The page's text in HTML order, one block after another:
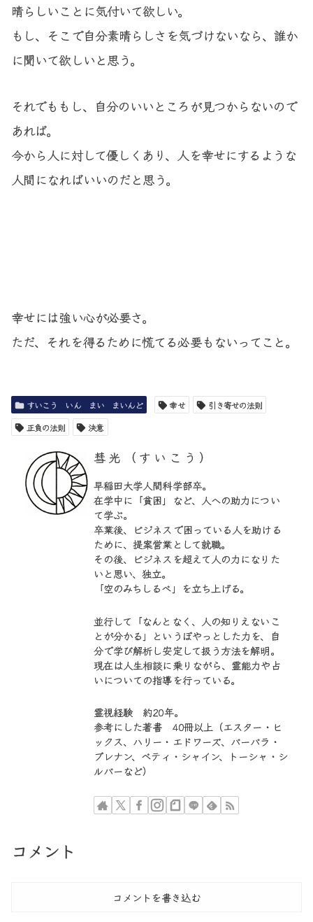
晴らしいことに気付いて欲しい。
もし、そこで自分素晴らしさを気づけないなら、誰か
に聞いて欲しいと思う。
それでももし、自分のいいところが見つからないので
あれば。
今から人に対して優しくあり、人を幸せにするような
人間になればいいのだと思う。
幸せには強い心が必要さ。
ただ、それを得るために慌てる必要もないってこと。
すいこう いん まい まいんど 幸せ
引き寄せの法則
正負の法則
決意
彗光（すいこう）
早稲田大学人間科学部卒。
在学中に「貧困」など、人への助力につい
て学ぶ。
卒業後、ビジネスで困っている人を助ける
ために、提案営業として就職。
その後、ビジネスを超えて人の力になりた
いと思い、独立。
「空のみちしるべ」を立ち上げる。
並行して「なんとなく、人の知りえないこ
とが分かる」というぼやっとした力を、自
分で学び解析し安定して扱う方法を解明。
現在は人生相談に乗りながら、霊能力や占
いについての指導を行っている。
霊視経験 約20年。
参考にした著書 40冊以上（エスター・ヒ
ックス、ハリー・エドワーズ、バーバラ・
ブレナン、ベティ・シャイン、トーシャ・シ
ルバーなど）
コメント
コメントを書き込む